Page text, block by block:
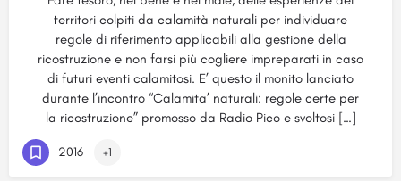
territori colpiti da calamità naturali per individuare
regole di riferimento applicabili alla gestione della
ricostruzione e non farsi più cogliere impreparati in caso
di futuri eventi calamitosi. E’ questo il monito lanciato
durante l’incontro “Calamita’ naturali: regole certe per
la ricostruzione” promosso da Radio Pico e svoltosi […]
2016 +1